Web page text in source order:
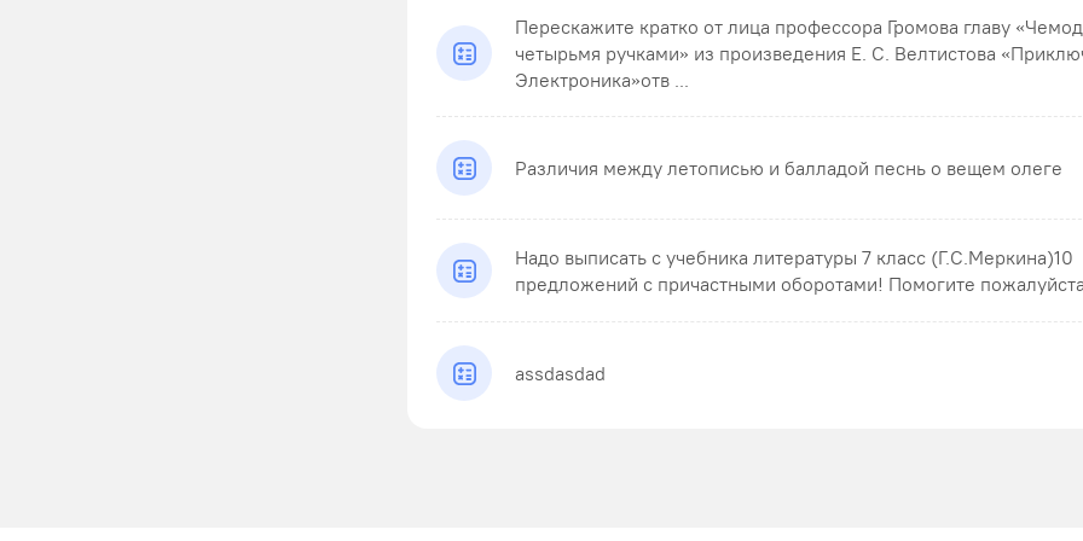
Перескажите кратко от лица профессора Громова главу
четырьмя ручками» из произведения Е. С. Велтистова
Электроника»отв ...
Различия между летописью и балладой песнь о вещем олеге
Надо выписать с учебника литературы 7 класс (Г.С.Меркина)10
предложений с причастными оборотами! Помогите
assdasdad